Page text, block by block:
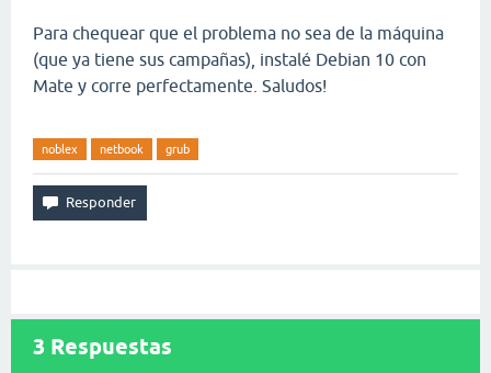
Para chequear que el problema no sea de la máquina
(que ya tiene sus campañas), instalé Debian 10 con
Mate y corre perfectamente. Saludos!
noblex netbook grub
3 Respuestas